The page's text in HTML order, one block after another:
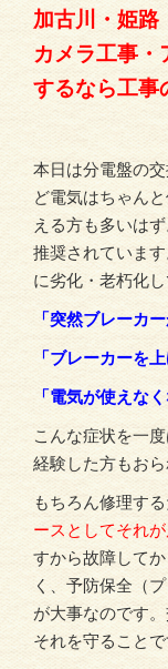
加古川・姫路
カメラ工事・
するなら工事
本日は分電盤の
ど電気はちゃん
える方も多いは
推奨されていま
に劣化・老朽化し
「突然ブレーカ
「ブレーカーを
「電気が使えな
こんな症状を一
経験した方もお
もちろん修理す
ースとしてそれ
すから故障して
く、予防保全（
が大事なのです
それを守ることで